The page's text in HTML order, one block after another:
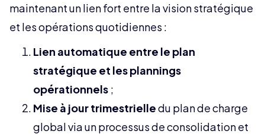
maintenant un lien fort entre la vision stratégique
et les opérations quotidiennes :
Lien automatique entre le plan
stratégique et les plannings
opérationnels ;
Mise à jour trimestrielledu plan de charge
global via un processus de consolidation et